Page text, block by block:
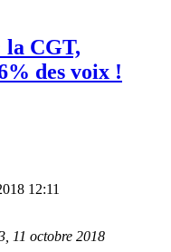
la CGT,
des voix !
12:11
11 octobre 2018